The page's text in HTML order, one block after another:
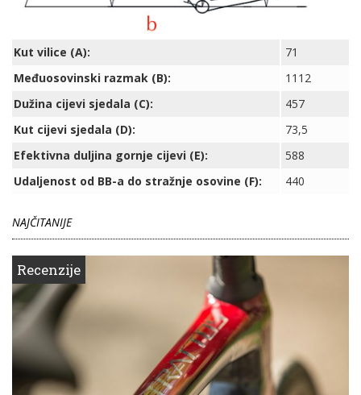
Kut vilice (A):
71
Međuosovinski razmak (B):
1112
Dužina cijevi sjedala (C):
457
Kut cijevi sjedala (D):
73,5
Efektivna duljina gornje cijevi (E):
588
Udaljenost od BB-a do stražnje osovine (F):
440
NAJČITANIJE
Recenzije